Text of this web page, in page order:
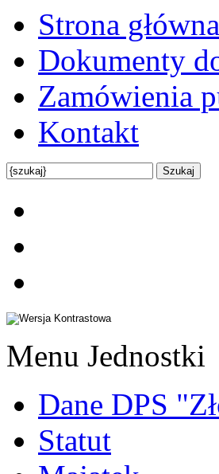
Strona główna
Dokumenty
Zamówienia
Kontakt
Menu Jednostki
Dane DPS
Statut